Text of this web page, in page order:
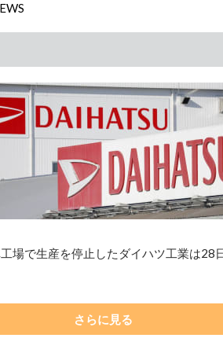
場で生産を停止したダイハツ工業は
さらに見る